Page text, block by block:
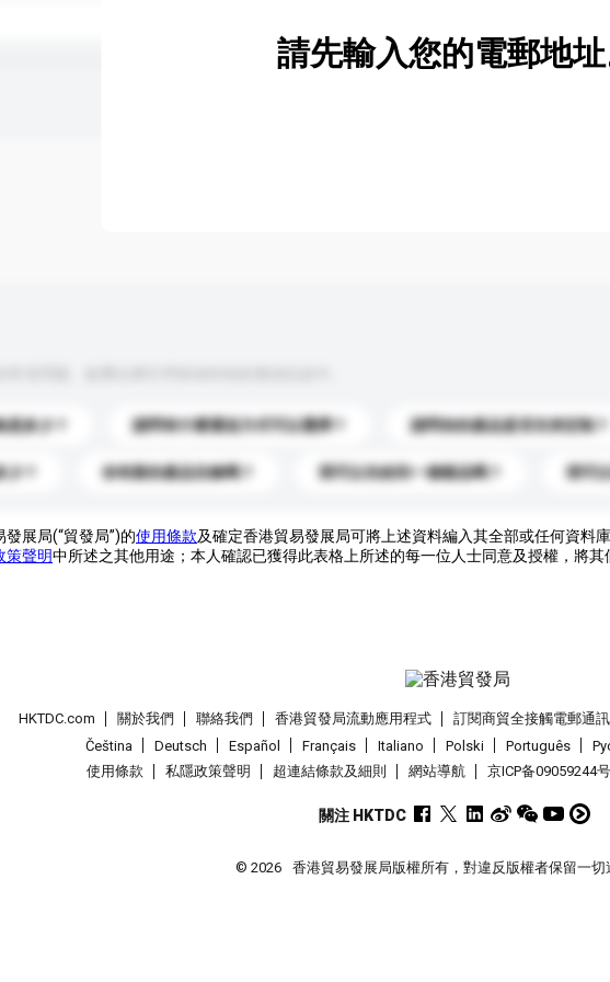
多少？ 請問有什麼運送方式可以選擇？ 請問你的產品是否支持定制？
？ 你有新的產品目錄嗎？ 我可以先收到一個樣品嗎？ 我可
請先輸入您的電郵地址
展局(“貿發局”)的使用條款及確定香港貿易發展局可將上述資料編入其全部或任何資料
策聲明中所述之其他用途；本人確認已獲得此表格上所述的每一位人士同意及授權，將其
HKTDC.com 關於我們 聯絡我們 香港貿發局流動應用程式 訂閱商貿全接觸電郵通訊
Čeština
Deutsch Español Français Italiano Polski Português
使用條款
私隱政策聲明 超連結條款及細則 網站導航 京ICP备09059244号
關注 HKTDC
© 2026 香港貿易發展局版權所有，對違反版權者保留一切